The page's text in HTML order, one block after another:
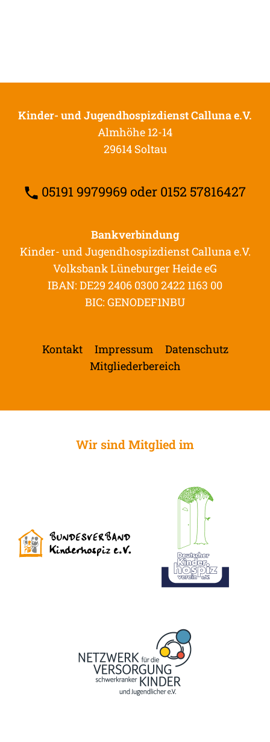
Kinder- und Jugendhospizdienst Calluna e.V.
Almhöhe 12-14
29614 Soltau
05191 9979969 oder 0152 57816427
Bankverbindung
Kinder- und Jugendhospizdienst Calluna e.V.
Volksbank Lüneburger Heide eG
IBAN: DE29 2406 0300 2422 1163 00
BIC: GENODEF1NBU
Kontakt Impressum
Datenschutz
Mitgliederbereich
Wir sind Mitglied im